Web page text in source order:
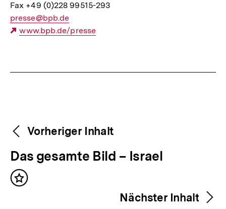
Fax +49 (0)228 99515-293
E-
Mail
presse@bpb.de
Externer
www.bpb.de/presse
Weitere
Inhalte
Content-
Navigation
Vorheriger Inhalt
V
o
r
Das gesamte Bild – Israel
Inhalt
Nächster Inhalt